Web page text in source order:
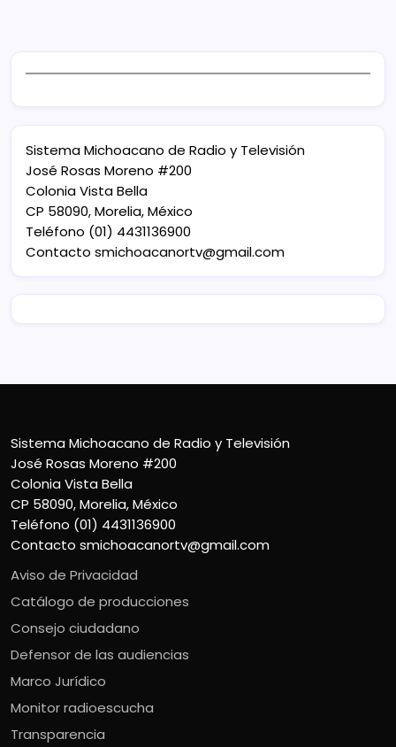
Sistema Michoacano de Radio y Televisión
José Rosas Moreno #200
Colonia Vista Bella
CP 58090, Morelia, México
Teléfono (01) 4431136900
Contacto smichoacanortv@gmail.com
Sistema Michoacano de Radio y Televisión
José Rosas Moreno #200
Colonia Vista Bella
CP 58090, Morelia, México
Teléfono (01) 4431136900
Contacto smichoacanortv@gmail.com
Aviso de Privacidad
Catálogo de producciones
Consejo ciudadano
Defensor de las audiencias
Marco Jurídico
Monitor radioescucha
Transparencia